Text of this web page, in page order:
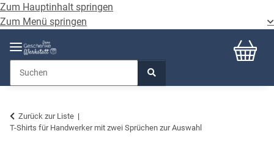
Zum Hauptinhalt springen
Zum Menü springen
Zurück zur Liste
T-Shirts für Handwerker mit zwei Sprüchen zur Auswahl